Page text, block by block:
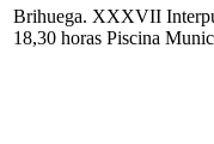
Brihuega. XXXVII
18,30 horas Piscina